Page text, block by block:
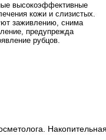
высокоэффективные
кожи и слизистых.
заживлению, снима
предупрежда
рубцов.